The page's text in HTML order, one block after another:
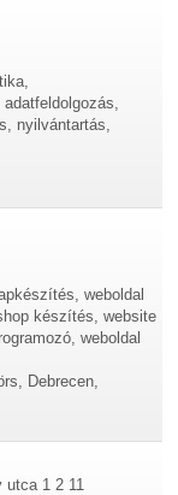
nyilvántartás,
weboldal
készítés, website
weboldal
Debrecen,
1 2 11